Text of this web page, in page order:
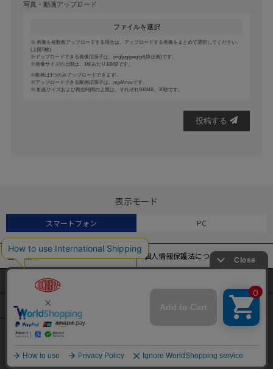
写真・動画アップロード
ファイルを選択
画像を複数枚アップロードする場合は、アップロードする画像をまとめて選択してください。
(上限5枚)
アップロードできる画像拡張子は、png/jpg/jpeg/gif(静止画)です。
画像サイズの上限は、1枚あたり10MBです。
動画は1つのみアップロードできます。
アップロードできる動画拡張子は、mp4/movです。
動画サイズおよび再生時間の上限は、それぞれ500MB、30秒です。
投稿する
表示モード
スマートフォン PC
個人情報保護法について
特定商取引法に基づく表記
サイトマップ
COPYRIGHT© TOCHIGIYA CO.,LTD. ALL RIGHTS RESERVED.
当サイトでは、アクセス解析およびサイトの利便性の向上のため
にクッキー（Cookie）を使用しています。
クッキーの設定変更および詳細についてはこちらをご覧くださ
い。
本サイトの閲覧を続けることで、クッキーの使用を同意したとみ
なされます。
承諾する